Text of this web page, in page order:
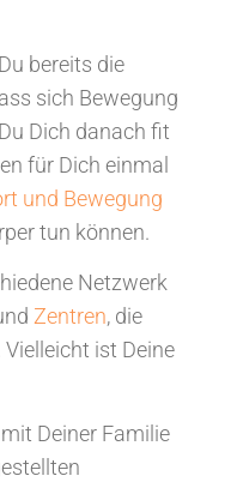
bereits die
sich Bewegung
Dich danach fit
für Dich einmal
und Bewegung
tun können.
Netzwerk
Zentren, die
ist Deine
Deiner Familie